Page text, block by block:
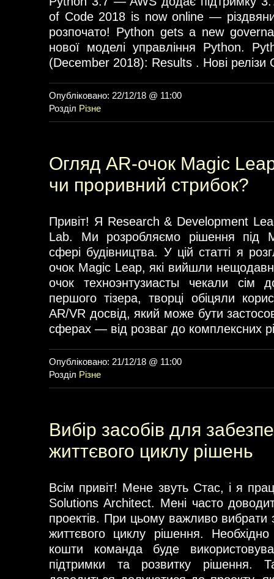
of Code 2018 is now online —
розпочато! Python gets a new
нової моделі управління Python.
(December 2018): Results . Нові
Опубліковано: 22/12/18 @ 11:00
Розділ Різне
Огляд AR-очок Magic
чи проривний стрибок?
Привіт! Я Research & Development
Lab. Ми розробляємо рішення під
сфері будівництва. У цій статті я
очок Magic Leap, які вийшли
очок техноэнтузиасты чекали сім
першого тізера, творці обіцяли
AR/VR досвід, який може бути
сферах — від розваг до комплексних
Опубліковано: 21/12/18 @ 11:00
Розділ Різне
Вибір засобів для
життєвого циклу рішень
Всім привіт! Мене звуть Стас, і я
Solutions Architect. Мені часто
проектів. При цьому важливо вибрати
життєвого циклу рішення.
кошти команда буде
підтримки та розвитку рішення.